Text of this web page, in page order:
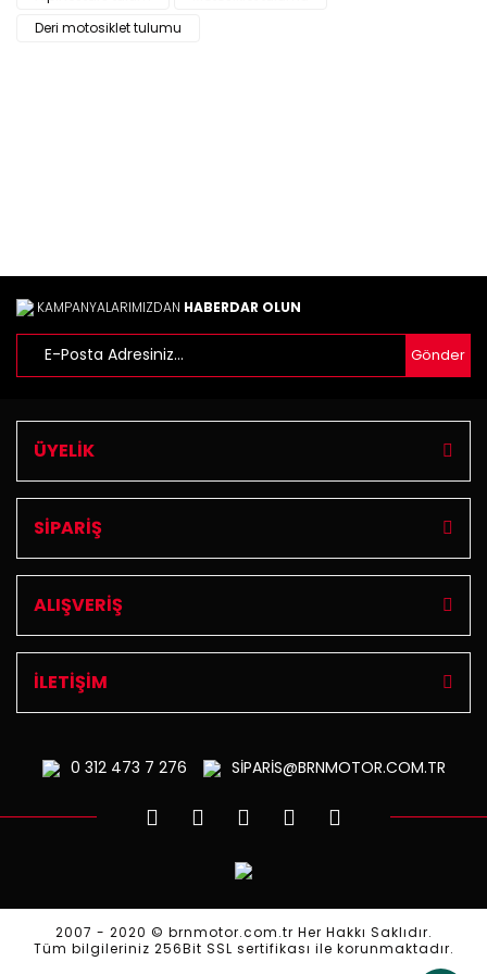
Ürün resmi kalitesiz, bozuk veya görüntülenemiyor.
Deri motosiklet tulumu
KAMPANYALARIMIZDAN HABERDAR OLUN
Gönder
ÜYELİK
SİPARİŞ
ALIŞVERİŞ
İLETİŞİM
0 312473 7 276 SİPARİS@BRNMOTOR.COM.TR
2007 - 2020 © brnmotor.com.tr Her Hakkı Saklıdır.
Tüm bilgileriniz 256Bit SSL sertifikası ile korunmaktadır.